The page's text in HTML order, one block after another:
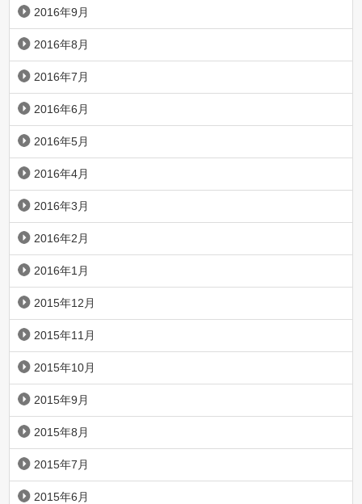
2016年9月
2016年8月
2016年7月
2016年6月
2016年5月
2016年4月
2016年3月
2016年2月
2016年1月
2015年12月
2015年11月
2015年10月
2015年9月
2015年8月
2015年7月
2015年6月